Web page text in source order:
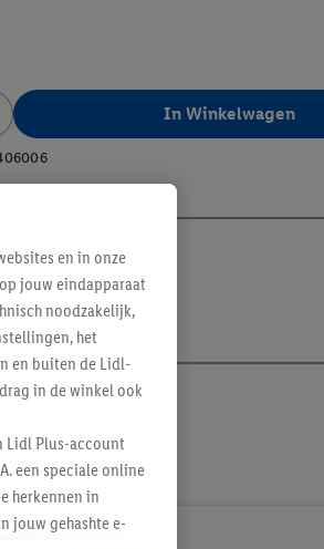
In Winkelwagen
en in onze
jouw eindapparaat
noodzakelijk,
het
en buiten de Lidl-
in de winkel ook
Lidl Plus-account
een speciale online
herkennen in
jouw gehashte e-